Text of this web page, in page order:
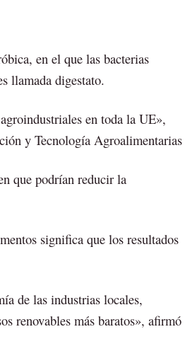
en el que las bacterias
llamada digestato.
en toda la UE»,
y Tecnología Agroalimentarias
que podrían reducir la
significa que los resultados
de las industrias locales,
renovables más baratos», afirmó